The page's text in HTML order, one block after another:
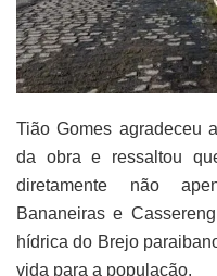
Tião Gomes agradeceu
da obra e ressaltou
diretamente não
Bananeiras e
hídrica do Brejo
vida para a população.